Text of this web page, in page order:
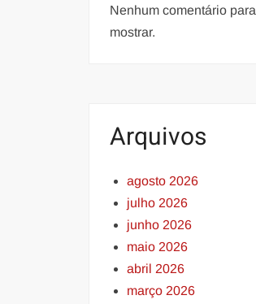
Nenhum comentário para
mostrar.
Arquivos
agosto 2026
julho 2026
junho 2026
maio 2026
abril 2026
março 2026